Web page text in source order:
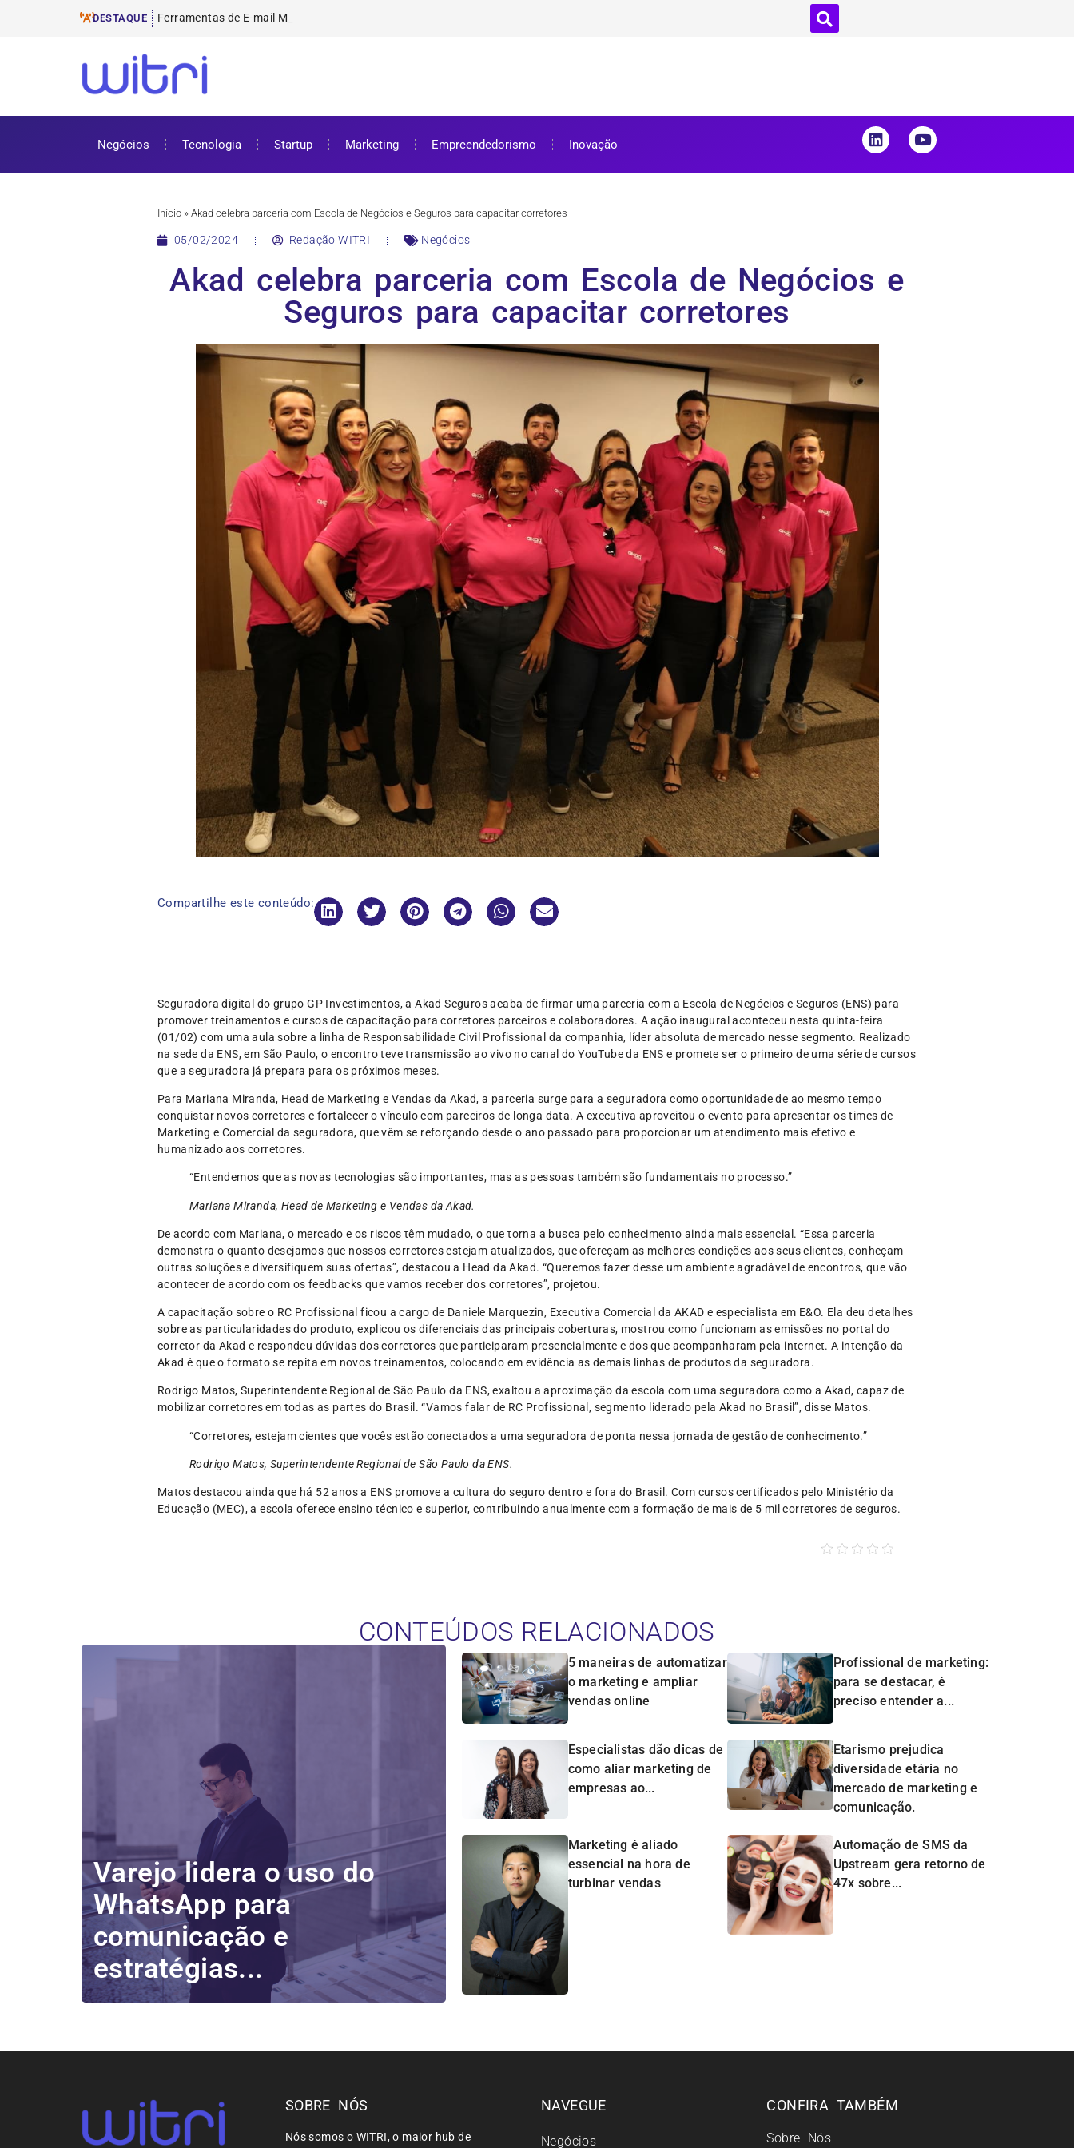
DESTAQUE Ferramentas de E-mail Marketing
ProUni: como funciona e requisitos para bolsa de estudos
Cursos gratuitos online: onde encontrar e como aproveitar
ENEM 2025: datas, inscrições e como se preparar
Negócios Tecnologia Startup Marketing Empreendedorismo Inovação
Início » Akad celebra parceria com Escola de Negócios e Seguros para capacitar corretores
05/02/2024 Redação WITRI Negócios
Akad celebra parceria com Escola de Negócios e
Seguros para capacitar corretores
Compartilhe este conteúdo:
Seguradora digital do grupo GP Investimentos, a Akad Seguros acaba de firmar uma parceria com a Escola de Negócios e Seguros (ENS) para
promover treinamentos e cursos de capacitação para corretores parceiros e colaboradores. A ação inaugural aconteceu nesta quinta-feira
(01/02) com uma aula sobre a linha de Responsabilidade Civil Profissional da companhia, líder absoluta de mercado nesse segmento. Realizado
na sede da ENS, em São Paulo, o encontro teve transmissão ao vivo no canal do YouTube da ENS e promete ser o primeiro de uma série de cursos
que a seguradora já prepara para os próximos meses.
Para Mariana Miranda, Head de Marketing e Vendas da Akad, a parceria surge para a seguradora como oportunidade de ao mesmo tempo
conquistar novos corretores e fortalecer o vínculo com parceiros de longa data. A executiva aproveitou o evento para apresentar os times de
Marketing e Comercial da seguradora, que vêm se reforçando desde o ano passado para proporcionar um atendimento mais efetivo e
humanizado aos corretores.
“Entendemos que as novas tecnologias são importantes, mas as pessoas também são fundamentais no processo.”
Mariana Miranda, Head de Marketing e Vendas da Akad.
De acordo com Mariana, o mercado e os riscos têm mudado, o que torna a busca pelo conhecimento ainda mais essencial. “Essa parceria
demonstra o quanto desejamos que nossos corretores estejam atualizados, que ofereçam as melhores condições aos seus clientes, conheçam
outras soluções e diversifiquem suas ofertas”, destacou a Head da Akad. “Queremos fazer desse um ambiente agradável de encontros, que vão
acontecer de acordo com os feedbacks que vamos receber dos corretores”, projetou.
A capacitação sobre o RC Profissional ficou a cargo de Daniele Marquezin, Executiva Comercial da AKAD e especialista em E&O. Ela deu detalhes
sobre as particularidades do produto, explicou os diferenciais das principais coberturas, mostrou como funcionam as emissões no portal do
corretor da Akad e respondeu dúvidas dos corretores que participaram presencialmente e dos que acompanharam pela internet. A intenção da
Akad é que o formato se repita em novos treinamentos, colocando em evidência as demais linhas de produtos da seguradora.
Rodrigo Matos, Superintendente Regional de São Paulo da ENS, exaltou a aproximação da escola com uma seguradora como a Akad, capaz de
mobilizar corretores em todas as partes do Brasil. “Vamos falar de RC Profissional, segmento liderado pela Akad no Brasil”, disse Matos.
“Corretores, estejam cientes que vocês estão conectados a uma seguradora de ponta nessa jornada de gestão de conhecimento.”
Rodrigo Matos, Superintendente Regional de São Paulo da ENS.
Matos destacou ainda que há 52 anos a ENS promove a cultura do seguro dentro e fora do Brasil. Com cursos certificados pelo Ministério da
Educação (MEC), a escola oferece ensino técnico e superior, contribuindo anualmente com a formação de mais de 5 mil corretores de seguros.
CONTEÚDOS RELACIONADOS
Varejo lidera o uso do
WhatsApp para
comunicação e
estratégias...
5 maneiras de automatizar
o marketing e ampliar
vendas online
Profissional de marketing:
para se destacar, é
preciso entender a...
Especialistas dão dicas de
como aliar marketing de
empresas ao...
Etarismo prejudica
diversidade etária no
mercado de marketing e
comunicação.
Marketing é aliado
essencial na hora de
turbinar vendas
Automação de SMS da
Upstream gera retorno de
47x sobre...
SOBRE NÓS
Nós somos o WITRI, o maior hub de
NAVEGUE
Negócios
CONFIRA TAMBÉM
Sobre Nós